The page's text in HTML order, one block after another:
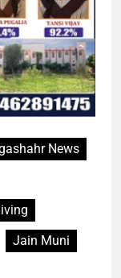
News
Jain Muni